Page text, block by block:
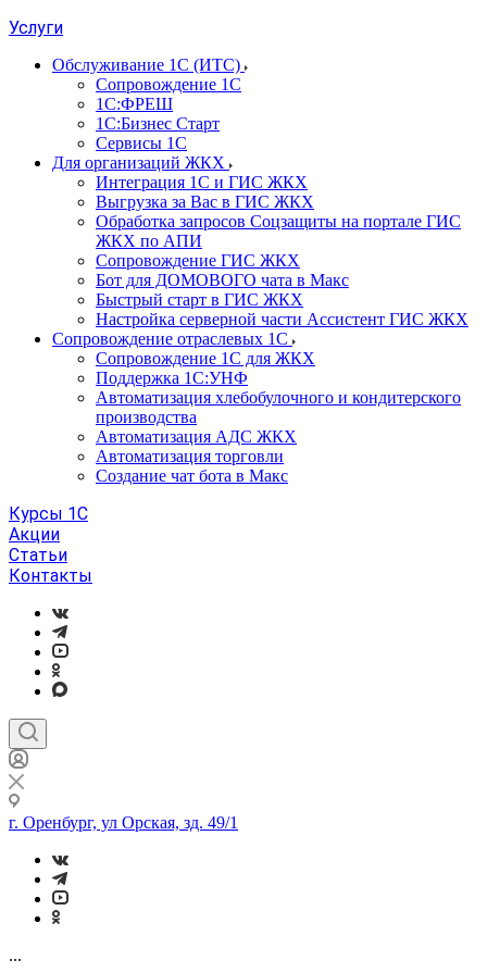
Услуги
Обслуживание 1С (ИТС)
Сопровождение 1С
1С:ФРЕШ
1С:Бизнес Старт
Сервисы 1С
Для организаций ЖКХ
Интеграция 1С и ГИС ЖКХ
Выгрузка за Вас в ГИС ЖКХ
Обработка запросов Соцзащиты на портале ГИС
ЖКХ по АПИ
Сопровождение ГИС ЖКХ
Бот для ДОМОВОГО чата в Макс
Быстрый старт в ГИС ЖКХ
Настройка серверной части Ассистент ГИС ЖКХ
Сопровождение отраслевых 1С
Сопровождение 1С для ЖКХ
Поддержка 1С:УНФ
Автоматизация хлебобулочного и кондитерского
производства
Автоматизация АДС ЖКХ
Автоматизация торговли
Создание чат бота в Макс
Курсы 1С
Акции
Статьи
Контакты
г. Оренбург, ул Орская, зд. 49/1
...